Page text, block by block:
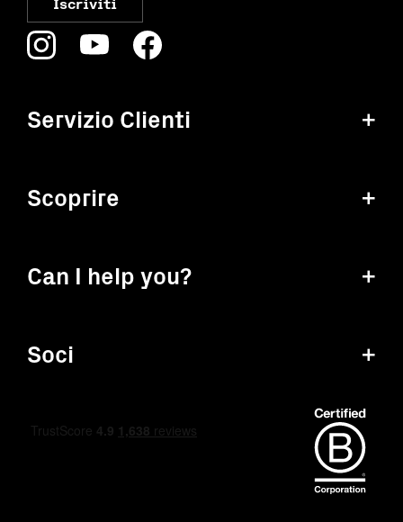
Servizio Clienti +
Scoprire +
Can I help you? +
Soci +